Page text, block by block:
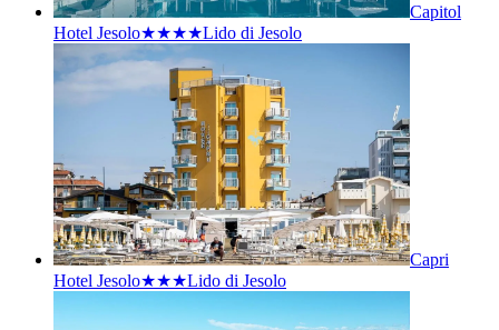
Capitol
Hotel Jesolo★★★★Lido di Jesolo
Capri
Hotel Jesolo★★★Lido di Jesolo